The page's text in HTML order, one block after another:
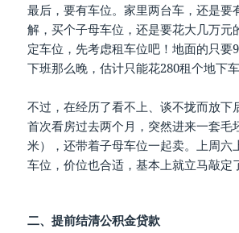
最后，要有车位。家里两台车，还是要
解，买个子母车位，还是要花大几万元
定车位，先考虑租车位吧！地面的只要
下班那么晚，估计只能花280租个地下车
不过，在经历了看不上、谈不拢而放下
首次看房过去两个月，突然进来一套毛
米），还带着子母车位一起卖。上周六
车位，价位也合适，基本上就立马敲定
二、提前结清公积金贷款